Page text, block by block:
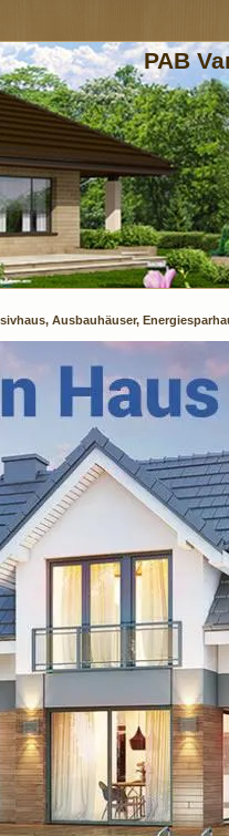
PAB
Ausbauhäuser,